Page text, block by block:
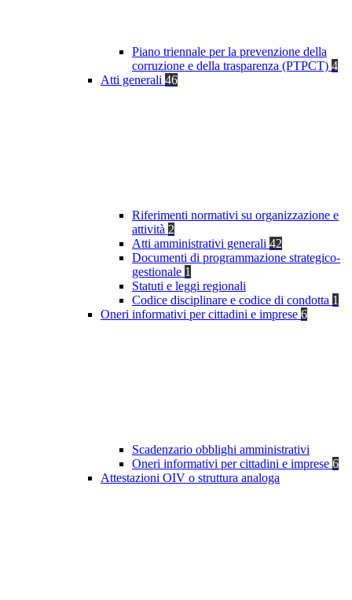
Piano triennale per la prevenzione della
corruzione e della trasparenza (PTPCT) 4
Atti generali 46
Riferimenti normativi su organizzazione e
attività 2
Atti amministrativi generali 42
Documenti di programmazione strategico-
gestionale 1
Statuti e leggi regionali
Codice disciplinare e codice di condotta 1
Oneri informativi per cittadini e imprese 6
Scadenzario obblighi amministrativi
Oneri informativi per cittadini e imprese 6
Attestazioni OIV o struttura analoga